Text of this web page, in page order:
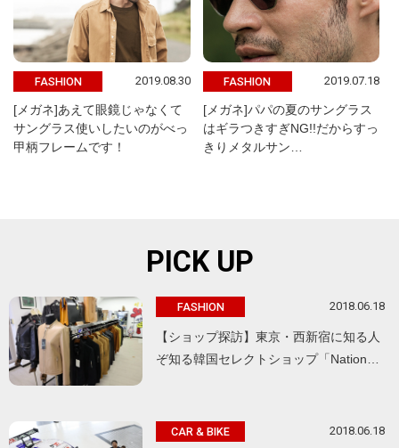
FASHION 2019.08.30
[メガネ]あえて眼鏡じゃなくて
サングラス使いしたいのがべっ
甲柄フレームです！
FASHION 2019.07.18
[メガネ]パパの夏のサングラス
はギラつきすぎNG!!だからすっ
きりメタルサン…
PICK UP
FASHION 2018.06.18
【ショップ探訪】東京・西新宿に知る人
ぞ知る韓国セレクトショップ「Nation…
CAR & BIKE 2018.06.18